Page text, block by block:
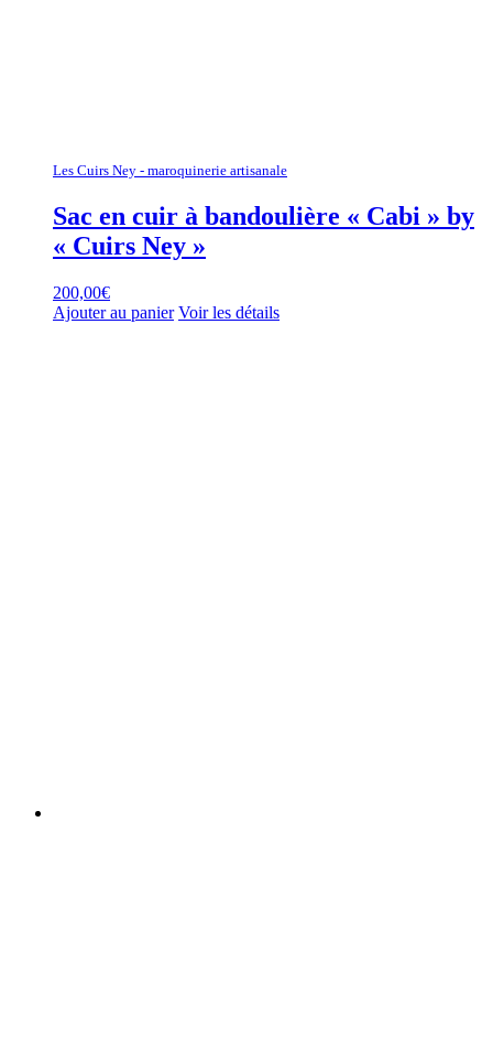
Les Cuirs Ney - maroquinerie artisanale
Sac en cuir à bandoulière « Cabi » by
« Cuirs Ney »
200,00€
Ajouter au panier Voir les détails